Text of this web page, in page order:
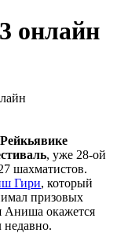
онлайн
Рейкьявике
, уже 28-ой
шахматистов.
Гири, который
призовых
Аниша окажется
недавно.